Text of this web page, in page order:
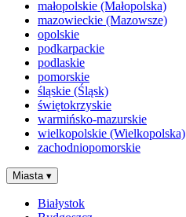
małopolskie (Małopolska)
mazowieckie (Mazowsze)
opolskie
podkarpackie
podlaskie
pomorskie
śląskie (Śląsk)
świętokrzyskie
warmińsko-mazurskie
wielkopolskie (Wielkopolska)
zachodniopomorskie
Miasta ▾
Białystok